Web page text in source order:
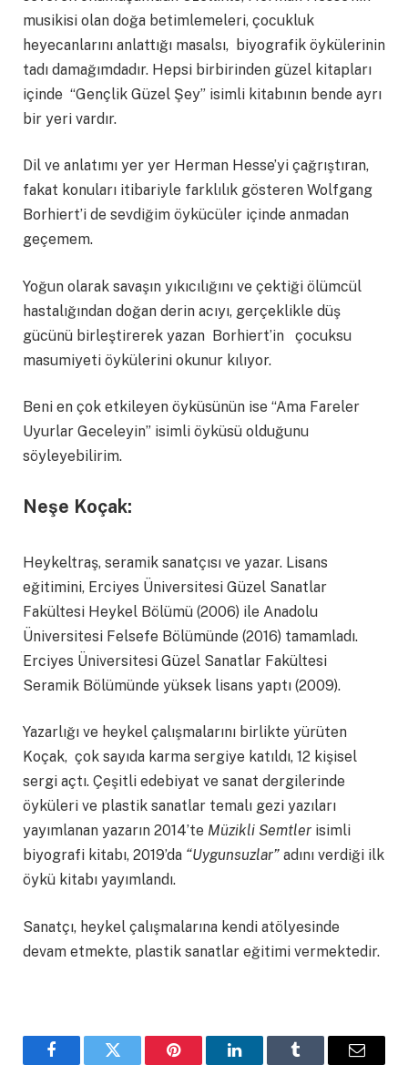
musikisi olan doğa betimlemeleri, çocukluk
heyecanlarını anlattığı masalsı, biyografik öykülerinin
tadı damağımdadır. Hepsi birbirinden güzel kitapları
içinde “Gençlik Güzel Şey” isimli kitabının bende ayrı
bir yeri vardır.
Dil ve anlatımı yer yer Herman Hesse’yi çağrıştıran,
fakat konuları itibariyle farklılık gösteren Wolfgang
Borhiert’i de sevdiğim öykücüler içinde anmadan
geçemem.
Yoğun olarak savaşın yıkıcılığını ve çektiği ölümcül
hastalığından doğan derin acıyı, gerçeklikle düş
gücünü birleştirerek yazan Borhiert’in çocuksu
masumiyeti öykülerini okunur kılıyor.
Beni en çok etkileyen öyküsünün ise “Ama Fareler
Uyurlar Geceleyin” isimli öyküsü olduğunu
söyleyebilirim.
Neşe Koçak:
Heykeltraş, seramik sanatçısı ve yazar. Lisans
eğitimini, Erciyes Üniversitesi Güzel Sanatlar
Fakültesi Heykel Bölümü (2006) ile Anadolu
Üniversitesi Felsefe Bölümünde (2016) tamamladı.
Erciyes Üniversitesi Güzel Sanatlar Fakültesi
Seramik Bölümünde yüksek lisans yaptı (2009).
Yazarlığı ve heykel çalışmalarını birlikte yürüten
Koçak, çok sayıda karma sergiye katıldı, 12 kişisel
sergi açtı. Çeşitli edebiyat ve sanat dergilerinde
öyküleri ve plastik sanatlar temalı gezi yazıları
yayımlanan yazarın 2014’te Müzikli Semtler isimli
biyografi kitabı, 2019’da “Uygunsuzlar” adını verdiği ilk
öykü kitabı yayımlandı.
Sanatçı, heykel çalışmalarına kendi atölyesinde
devam etmekte, plastik sanatlar eğitimi vermektedir.
FacebookTwitter Pinterest LinkedInTumblr Email